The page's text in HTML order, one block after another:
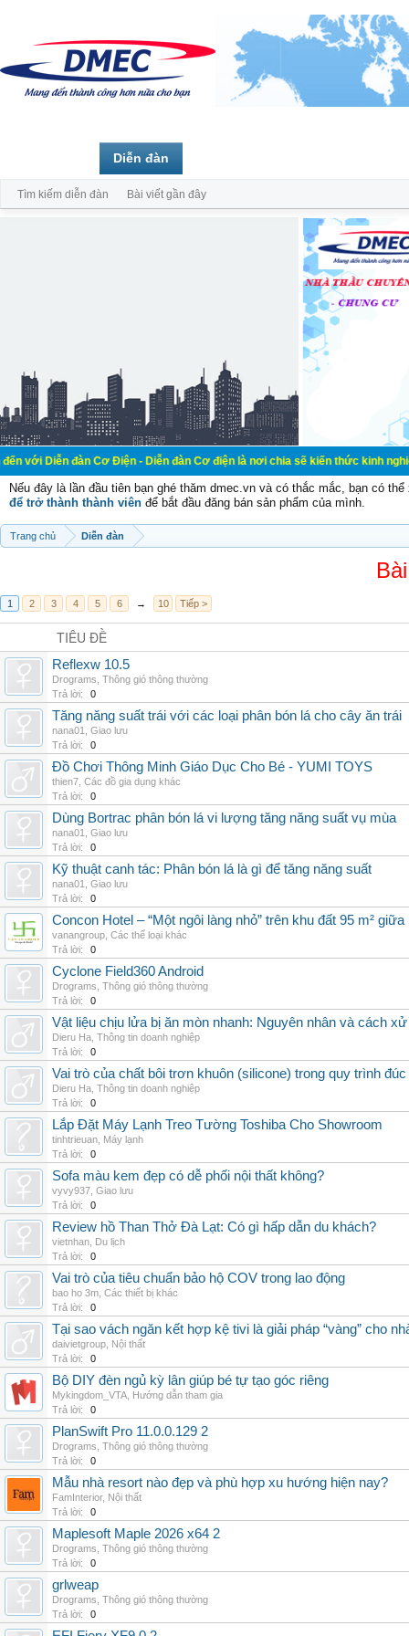
đàn Cơ Điện - Diễn đàn Cơ điện là nơi chia sẽ kiến thức kinh nghiệm
Nếu đây là lần đầu tiên bạn ghé thăm dmec.vn và có thắc mắc, bạn có
để trở thành thành viên để bắt đầu đăng bán sản phẩm của mình.
Trang chủ Diễn đàn
1 2 3 4 5 6 → 10 Tiếp >
TIÊU ĐỀ
Reflexw 10.5
Drograms Thông gió thông thường
Trả lời:
0
Tăng năng suất trái với các loại phân bón lá cho cây ăn trái
nana01
Giao lưu
Trả lời:
0
Đồ Chơi Thông Minh Giáo Dục Cho Bé - YUMI TOYS
thien7 Các đồ gia dụng khác
Trả lời:
0
Dùng Bortrac phân bón lá vi lượng tăng năng suất vụ mùa
nana01
Giao lưu
Trả lời:
0
Kỹ thuật canh tác: Phân bón lá là gì để tăng năng suất
nana01
Giao lưu
Trả lời:
0
Concon Hotel – “Một ngôi làng nhỏ” trên khu đất 95 m²
vanangroup Các thể loại khác
Trả lời:
0
Cyclone Field360 Android
Drograms Thông gió thông thường
Trả lời:
0
Vật liệu chịu lửa bị ăn mòn nhanh: Nguyên nhân và cách
Dieru Ha Thông tin doanh nghiệp
Trả lời:
0
Vai trò của chất bôi trơn khuôn (silicone) trong quy trình
Dieru Ha Thông tin doanh nghiệp
Trả lời:
0
Lắp Đặt Máy Lạnh Treo Tường Toshiba Cho Showroom
tinhtrieuan Máy lạnh
Trả lời:
0
Sofa màu kem đẹp có dễ phối nội thất không?
vyvy937 Giao lưu
Trả lời:
0
Review hồ Than Thở Đà Lạt: Có gì hấp dẫn du khách?
vietnhan Du lịch
Trả lời:
0
Vai trò của tiêu chuẩn bảo hộ COV trong lao động
bao ho 3m Các thiết bị khác
Trả lời:
0
Tại sao vách ngăn kết hợp kệ tivi là giải pháp “vàng” cho
daivietgroup Nội thất
Trả lời:
0
Bộ DIY đèn ngủ kỳ lân giúp bé tự tạo góc riêng
Mykingdom_VTA Hướng dẫn tham gia
Trả lời:
0
PlanSwift Pro 11.0.0.129 2
Drograms Thông gió thông thường
Trả lời:
0
Mẫu nhà resort nào đẹp và phù hợp xu hướng hiện nay?
FamInterior, Nội thất
Trả lời:
0
Maplesoft Maple 2026 x64 2
Drograms Thông gió thông thường
Trả lời:
0
grlweap
Drograms Thông gió thông thường
Trả lời:
0
Diễn đàn
Tìm kiếm diễn đàn Bài viết gần đây